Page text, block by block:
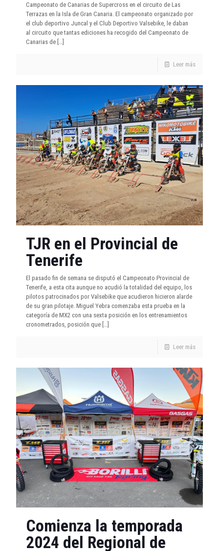
Campeonato de Canarias de Supercross en el circuito de Las
Terrazas en la Isla de Gran Canaria. El campeonato organizado por
el club deportivo Juncal y el Club Deportivo Valsebike, le daban
al circuito que tantas ediciones ha recogido del Campeonato de
Canarias de […]
Leer más
TJR en el Provincial de
Tenerife
El pasado fin de semana se disputó el Campeonato Provincial de
Tenerife, a esta cita aunque no acudió la totalidad del equipo, los
pilotos patrocinados por Valsebike que acudieron hicieron alarde
de su gran pilotaje. Miguel Yebra comenzaba esta prueba en la
categoría de MX2 con una sexta posición en los entrenamientos
cronometrados, posición que
Leer más
Comienza la temporada
2024 del Regional de